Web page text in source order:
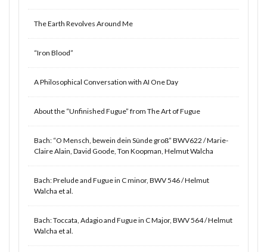
The Earth Revolves Around Me
“Iron Blood”
A Philosophical Conversation with AI One Day
About the “Unfinished Fugue” from The Art of Fugue
Bach: “O Mensch, bewein dein Sünde groß” BWV622 / Marie-
Claire Alain, David Goode, Ton Koopman, Helmut Walcha
Bach: Prelude and Fugue in C minor, BWV 546 / Helmut
Walcha et al.
Bach: Toccata, Adagio and Fugue in C Major, BWV 564 / Helmut
Walcha et al.